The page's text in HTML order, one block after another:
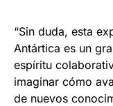
“Sin duda, esta
Antártica es un
espíritu
imaginar cómo
de nuevos